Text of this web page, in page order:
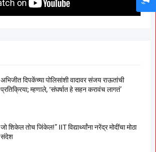
अभिजीत दिपकेंच्या पोलिसांशी वादावर संजय राऊतांची
प्रतिक्रिया; म्हणाले, ‘संघर्षात हे सहन करावंच लागतं’
जो शिकेल तोच जिंकेल!” IIT विद्यार्थ्यांना नरेंद्र मोदींचा मोठा
संदेश